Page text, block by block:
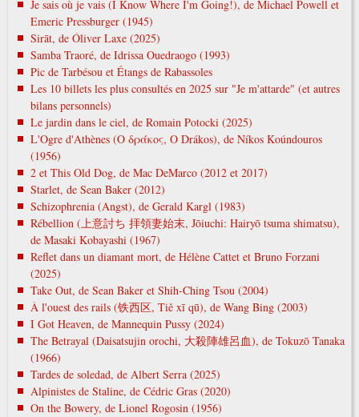
Je sais où je vais (I Know Where I'm Going!), de Michael Powell et
Emeric Pressburger (1945)
Sirāt, de Óliver Laxe (2025)
Samba Traoré, de Idrissa Ouedraogo (1993)
Pic de Tarbésou et Étangs de Rabassoles
Les 10 billets les plus consultés en 2025 sur "Je m'attarde" (et autres
bilans personnels)
Le jardin dans le ciel, de Romain Potocki (2025)
L'Ogre d'Athènes (Ο δράκος, O Drákos), de Níkos Koúndouros
(1956)
2 et This Old Dog, de Mac DeMarco (2012 et 2017)
Starlet, de Sean Baker (2012)
Schizophrenia (Angst), de Gerald Kargl (1983)
Rébellion (上意討ち 拝領妻始末, Jōiuchi: Hairyō tsuma shimatsu),
de Masaki Kobayashi (1967)
Reflet dans un diamant mort, de Hélène Cattet et Bruno Forzani
(2025)
Take Out, de Sean Baker et Shih-Ching Tsou (2004)
À l'ouest des rails (铁西区, Tiě xī qū), de Wang Bing (2003)
I Got Heaven, de Mannequin Pussy (2024)
The Betrayal (Daisatsujin orochi, 大殺陣雄呂血), de Tokuzō Tanaka
(1966)
Tardes de soledad, de Albert Serra (2025)
Alpinistes de Staline, de Cédric Gras (2020)
On the Bowery, de Lionel Rogosin (1956)